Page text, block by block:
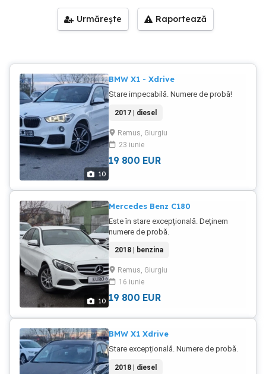
Urmărește Raportează
10
BMW X1 - Xdrive
Stare impecabilă. Numere de probă!
2017 | diesel
Remus, Giurgiu
23 iunie
19 800 EUR
10
Mercedes Benz C180
Este în stare excepțională. Deținem
numere de probă.
2018 | benzina
Remus, Giurgiu
16 iunie
19 800 EUR
BMW X1 Xdrive
Stare excepțională. Numere de probă.
2018 | diesel